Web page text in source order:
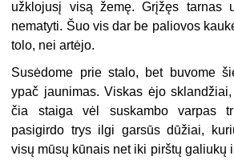
užklojusį visą žemę. Grįžęs tarnas
nematyti. Šuo vis dar be paliovos
tolo, nei artėjo.
Susėdome prie stalo, bet buvome
ypač jaunimas. Viskas ėjo
čia staiga vėl suskambo varpas
pasigirdo trys ilgi garsūs dūžiai,
visų mūsų kūnais net iki pirštų galiukų